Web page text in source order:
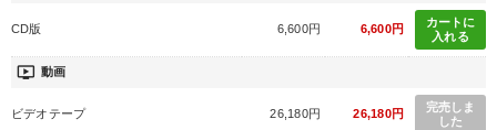
CD版 6,600円 6,600円
カートに
入れる
ondemand_video 動画
ビデオテープ 26,180円 26,180円
完売しま
した